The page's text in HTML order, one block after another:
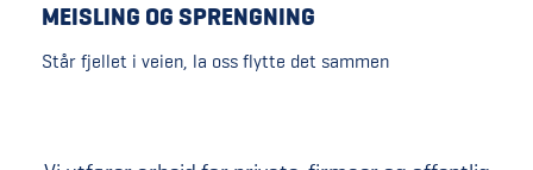
MEISLING OG SPRENGNING
Står fjellet i veien, la oss flytte det sammen